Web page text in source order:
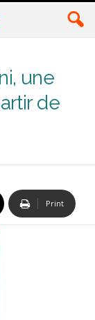
une
de
Print